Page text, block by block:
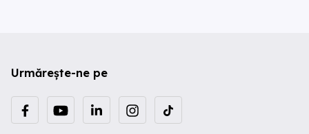
Urmărește-ne pe